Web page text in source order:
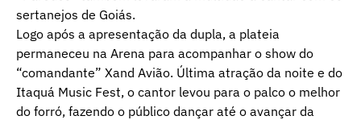
sertanejos de Goiás.
Logo após a apresentação da dupla, a plateia
permaneceu na Arena para acompanhar o show do
“comandante” Xand Avião. Última atração da noite e do
Itaquá Music Fest, o cantor levou para o palco o melhor
do forró, fazendo o público dançar até o avançar da